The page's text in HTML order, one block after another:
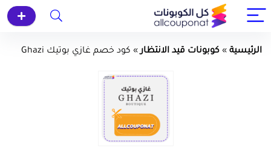
الرئيسية » كوبونات قيد الانتظار» كود خصم غازي بوتيك Ghazi